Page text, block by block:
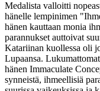
Medalista valloitti
hänelle lempinimen
hänen kauttaan monia
parannukset auttoivat
Katariinan kuollessa oli
Lupaansa.
hänen Immaculate
synneistä, ihmeellisiä